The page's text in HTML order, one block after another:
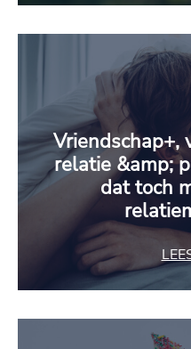
Vriendschap+,
relatie &amp;
dat toch